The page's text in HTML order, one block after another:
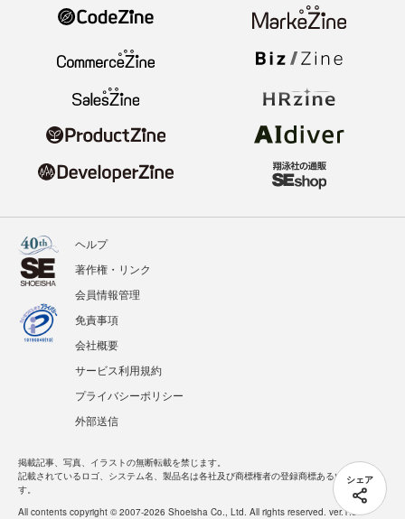
シェア
ヘルプ
著作権・リンク
会員情報管理
免責事項
会社概要
サービス利用規約
プライバシーポリシー
外部送信
掲載記事、写真、イラストの無断転載を禁じます。
記載されているロゴ、システム名、製品名は各社及び商標権者の登録商標あるいは商標で
す。
All contents copyright © 2007-2026 Shoeisha Co., Ltd. All rights reserved. ver.1.5